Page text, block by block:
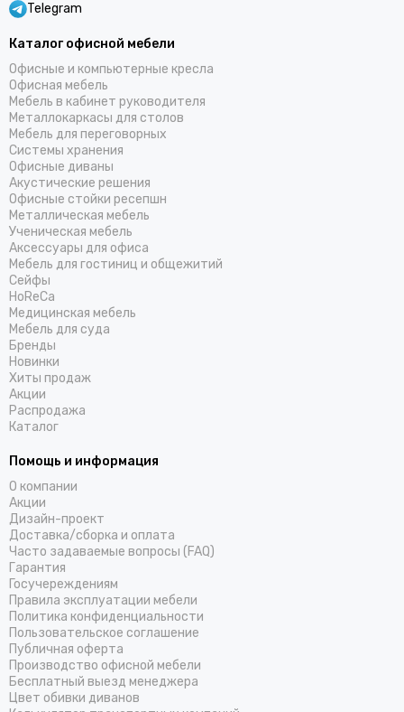
Telegram
Каталог офисной мебели
Офисные и компьютерные кресла
Офисная мебель
Мебель в кабинет руководителя
Металлокаркасы для столов
Мебель для переговорных
Системы хранения
Офисные диваны
Акустические решения
Офисные стойки ресепшн
Металлическая мебель
Ученическая мебель
Аксессуары для офиса
Мебель для гостиниц и общежитий
Cейфы
HoReCa
Медицинская мебель
Мебель для суда
Бренды
Новинки
Хиты продаж
Акции
Распродажа
Каталог
Помощь и информация
О компании
Акции
Дизайн-проект
Доставка/cборка и оплата
Часто задаваемые вопросы (FAQ)
Гарантия
Госучереждениям
Правила эксплуатации мебели
Политика конфиденциальности
Пользовательское соглашение
Публичная оферта
Производство офисной мебели
Бесплатный выезд менеджера
Цвет обивки диванов